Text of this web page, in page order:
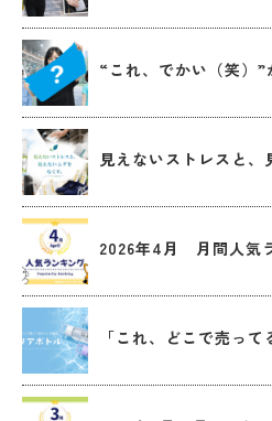
“これ、でかい（笑）
見えないストレスと、
2026年4月 月間人気
「これ、どこで売って